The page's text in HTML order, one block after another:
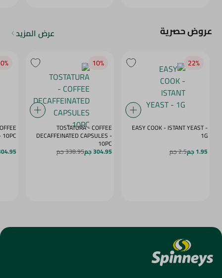
عروض حصرية عرض المزيد
22‎%‎
EASY COOK - ISTANT YEAST -
1G
1.95 جم
2.5 جم
10‎%‎
TOSTATURA - COFFEE
DECAFFEINATED CAPSULES -
10PC
304.95 جم 338.95 جم
VANILLA - 10PC
304.95